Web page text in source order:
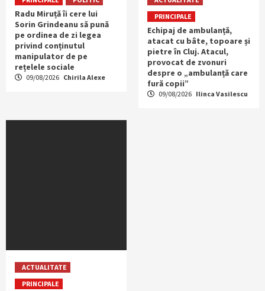
Radu Miruță îi cere lui
Sorin Grindeanu să pună
pe ordinea de zi legea
privind conținutul
manipulator de pe
rețelele sociale
09/08/2026 Chirila Alexe
PRINCIPALE
Echipaj de ambulanță,
atacat cu bâte, topoare și
pietre în Cluj. Atacul,
provocat de zvonuri
despre o „ambulanță care
fură copii”
09/08/2026 Ilinca Vasilescu
ACTUALITATE
PRINCIPALE